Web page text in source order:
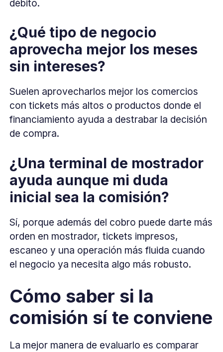
débito.
¿Qué tipo de negocio
aprovecha mejor los meses
sin intereses?
Suelen aprovecharlos mejor los comercios
con tickets más altos o productos donde el
financiamiento ayuda a destrabar la decisión
de compra.
¿Una terminal de mostrador
ayuda aunque mi duda
inicial sea la comisión?
Sí, porque además del cobro puede darte más
orden en mostrador, tickets impresos,
escaneo y una operación más fluida cuando
el negocio ya necesita algo más robusto.
Cómo saber si la
comisión sí te conviene
La mejor manera de evaluarlo es comparar